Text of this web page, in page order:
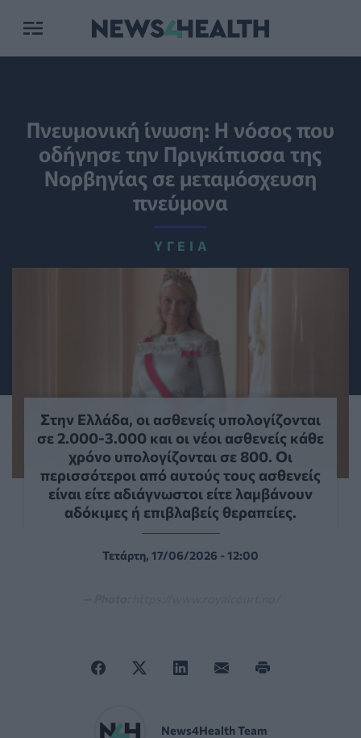
Πνευμονική ίνωση: Η νόσος που
οδήγησε την Πριγκίπισσα της
Νορβηγίας σε μεταμόσχευση
πνεύμονα
ΥΓΕΊΑ
Στην Ελλάδα, οι ασθενείς υπολογίζονται
σε 2.000-3.000 και οι νέοι ασθενείς κάθε
χρόνο υπολογίζονται σε 800. Οι
περισσότεροι από αυτούς τους ασθενείς
είναι είτε αδιάγνωστοι είτε λαμβάνουν
αδόκιμες ή επιβλαβείς θεραπείες.
Τετάρτη, 17/06/2026 - 12:00
News4Health Team